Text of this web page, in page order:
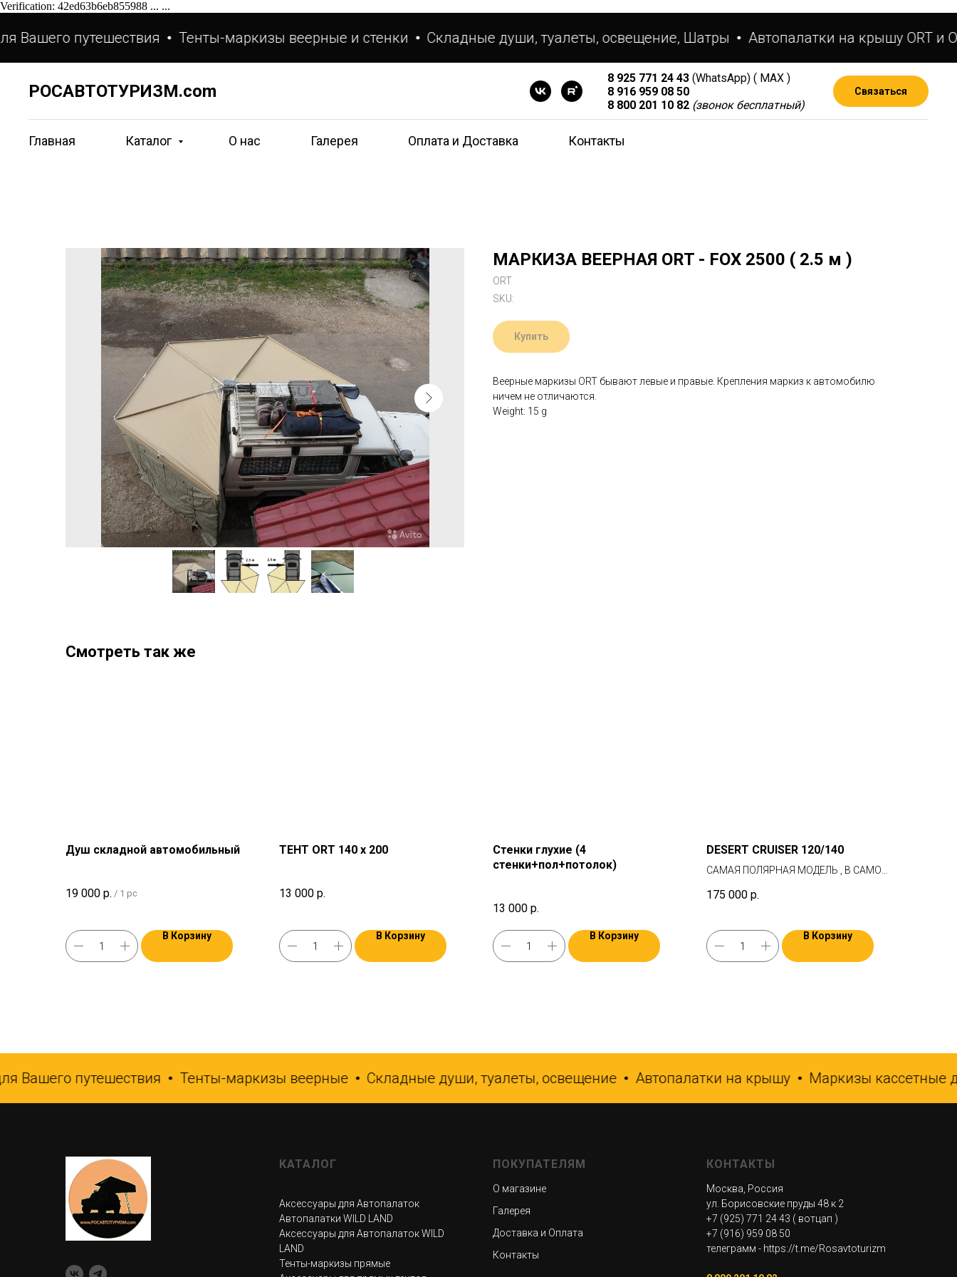
Verification: 42ed63b6eb855988 ... ...
путешествия Тенты-маркизы веерные и стенки Складные души, туалеты, освещение, Шатры Автопалатки на крышу ORT и
РОСАВТОТУРИЗМ.com
8 925 771 24 43 (WhatsApp) ( МАХ )
8 916 959 08 50
8 800 201 10 82 (звонок бесплатный)
Связаться
Главная Каталог О нас Галерея Оплата и Доставка Контакты
МАРКИЗА ВЕЕРНАЯ ORT - FOX 2500 ( 2.5 м )
ORT
SKU:
Купить
Веерные маркизы ORT бывают левые и правые. Крепления маркиз к автомобилю
ничем не отличаются.
Weight: 15 g
Смотреть так же
Душ складной автомобильный
19 000 р. / 1 pc
В Корзину
ТЕНТ ORT 140 х 200
13 000 р.
В Корзину
Стенки глухие (4
стенки+пол+потолок)
13 000 р.
В Корзину
DESERT CRUISER 120/140
САМАЯ ПОЛЯРНАЯ МОДЕЛЬ , В САМОМ
175 000 р.
В Корзину
Вашего путешествия Тенты-маркизы веерные Складные души, туалеты, освещение Автопалатки на крышу Маркизы кассетные
КАТАЛОГ
Аксессуары для Автопалаток
Автопалатки WILD LAND
Аксессуары для Автопалаток WILD
LAND
Тенты-маркизы прямые
ПОКУПАТЕЛЯМ
О магазине
Галерея
Доставка и Оплата
Контакты
КОНТАКТЫ
Москва, Россия
ул. Борисовские пруды 48 к 2
+7 (925) 771 24 43 ( вотцап )
+7 (916) 959 08 50
телеграмм - https://t.me/Rosavtoturizm